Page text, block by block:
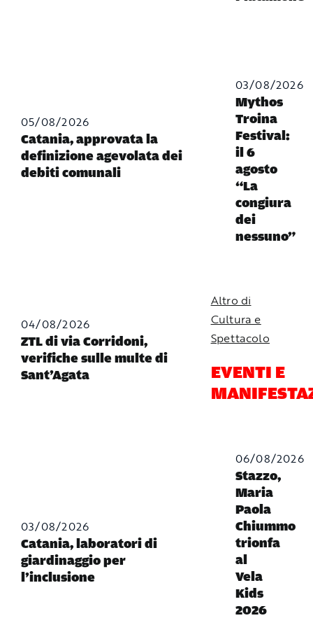
05/08/2026
Catania, approvata la
definizione agevolata dei
debiti comunali
04/08/2026
ZTL di via Corridoni,
verifiche sulle multe di
Sant’Agata
03/08/2026
Catania, laboratori di
giardinaggio per
l’inclusione
03/08/2026
Mythos
Troina
Festival:
il 6
agosto
“La
congiura
dei
nessuno”
Altro di
Cultura e
Spettacolo
EVENTI E
06/08/2026
Stazzo,
Maria
Paola
Chiummo
trionfa
al
Vela
Kids
2026